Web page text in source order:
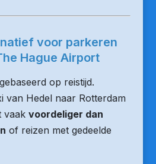
voor parkeren
Hague Airport
op reistijd.
van Hedel naar Rotterdam
vaak voordeliger dan
of reizen met gedeelde